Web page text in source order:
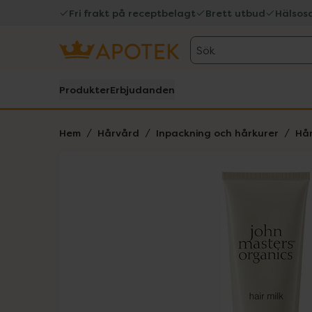
Fri frakt på receptbelagt Brett utbud
Sök
ProdukterErbjudanden
Hem Hårvård Inpackning och hårkurer